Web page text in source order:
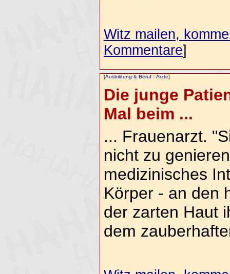
Witz mailen,
Kommentare]
[Ausbildung & Beruf- Ärzte]
Die junge
Mal beim ...
... Frauenarzt.
nicht zu
medizinisches
Körper - an den
der zarten Haut
dem